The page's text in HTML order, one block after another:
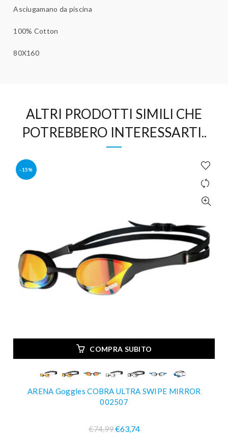
Asciugamano da piscina
100% Cotton
80X160
ALTRI PRODOTTI SIMILI CHE
POTREBBERO INTERESSARTI..
-15%
COMPRA SUBITO
ARENA Goggles COBRA ULTRA SWIPE MIRROR
002507
€74,99€63,74